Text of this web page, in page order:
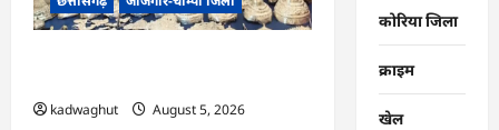
की
तस्वीर,
स्वच्छ
kadwaghut
August 5, 2026
कोरिया जिला
क्राइम
खेल